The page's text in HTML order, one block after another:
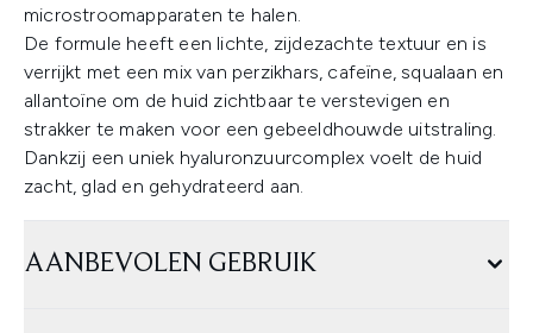
microstroomapparaten te halen.
De formule heeft een lichte, zijdezachte textuur en is
verrijkt met een mix van perzikhars, cafeïne, squalaan en
allantoïne om de huid zichtbaar te verstevigen en
strakker te maken voor een gebeeldhouwde uitstraling.
Dankzij een uniek hyaluronzuurcomplex voelt de huid
zacht, glad en gehydrateerd aan.
AANBEVOLEN GEBRUIK